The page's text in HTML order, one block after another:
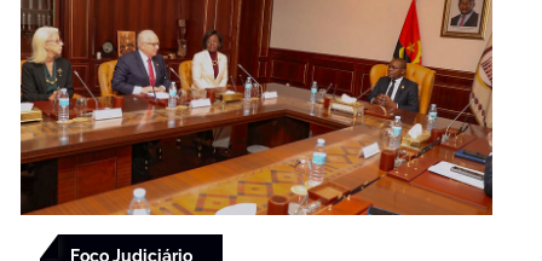
Foco Judiciário